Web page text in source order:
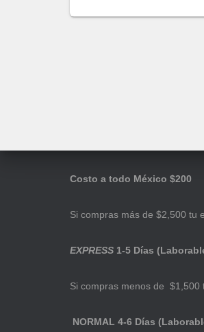
Costo a todo México $200
Si compras más de $2,500 tu
EXPRESS 1-5 Días
Si compras menos de $1,500
NORMAL 4-6 Días